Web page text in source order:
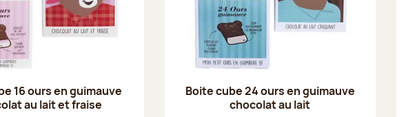
16 ours en guimauve
au lait et fraise
Boite cube 24 ours en guimauve
chocolat au lait